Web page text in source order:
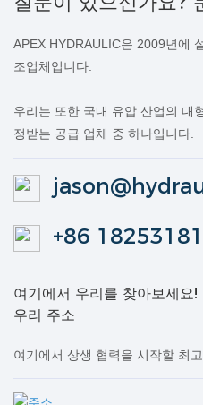
APEX HYDRAULIC은 2009년에
조업체입니다.
우리는 또한 국내 유압 산업의 대
정받는 공급 업체 중 하나입니다.
+86
여기에서 우리를 찾아보세요!
우리 주소
여기에서 상생 협력을 시작할 최